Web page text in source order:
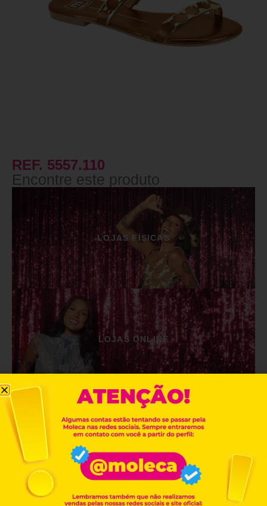
REF. 5557.110
Encontre este produto
LOJAS FÍSICAS
LOJAS ONLINE